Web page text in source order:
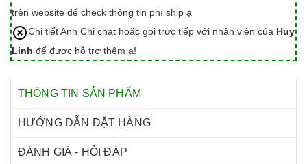
trên website để check thông tin phí ship ạ
Chi tiết Anh Chị chat hoặc gọi trực tiếp với nhân viên của Huy
Linh để được hỗ trợ thêm ạ!
THÔNG TIN SẢN PHẨM
HƯỚNG DẪN ĐẶT HÀNG
ĐÁNH GIÁ - HỎI ĐÁP